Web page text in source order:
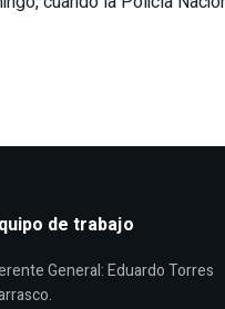
de trabajo
General: Eduardo Torres